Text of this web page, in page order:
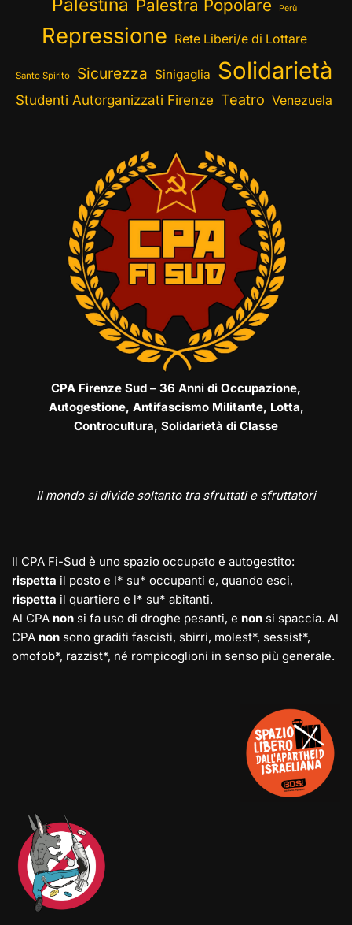
Palestina Palestra Popolare Perù
Repressione Rete Liberi/e di Lottare
Santo Spirito Sicurezza Sinigaglia Solidarietà
Studenti Autorganizzati Firenze Teatro Venezuela
CPA Firenze Sud – 36 Anni di Occupazione,
Autogestione, Antifascismo Militante, Lotta,
Controcultura, Solidarietà di Classe
Il mondo si divide soltanto tra sfruttati e sfruttatori
Il CPA Fi-Sud è uno spazio occupato e autogestito:
rispetta il posto e l* su* occupanti e, quando esci,
rispetta il quartiere e l* su* abitanti.
Al CPA non si fa uso di droghe pesanti, e non si spaccia. Al
CPA non sono graditi fascisti, sbirri, molest*, sessist*,
omofob*, razzist*, né rompicoglioni in senso più generale.